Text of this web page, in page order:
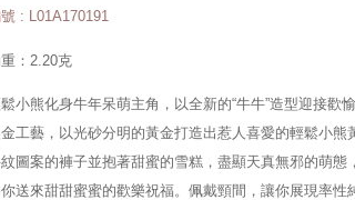
: L01A170191
：2.20克
小熊化身牛年呆萌主角，以全新的“牛牛”造型迎接歡
工藝，以光砂分明的黃金打造出惹人喜愛的輕鬆小
圖案的褲子並抱著甜蜜的雪糕，盡顯天真無邪的萌態
送來甜甜蜜蜜的歡樂祝福。佩戴頸間，讓你展現率性